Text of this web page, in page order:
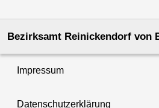
Bezirksamt Reinickendorf von
Impressum
Datenschutzerklärung